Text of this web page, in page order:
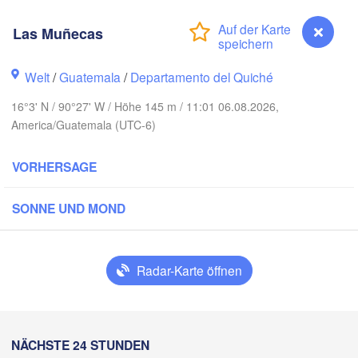
Las Muñecas
Welt/Guatemala /Departamento del Quiché
16°3' N / 90°27' W / Höhe 145 m / 11:01 06.08.2026,
America/Guatemala (UTC-6)
VORHERSAGE
SONNE UND MOND
Radar-Karte öffnen
NÄCHSTE 24 STUNDEN
Chetumal
Las Muñecas